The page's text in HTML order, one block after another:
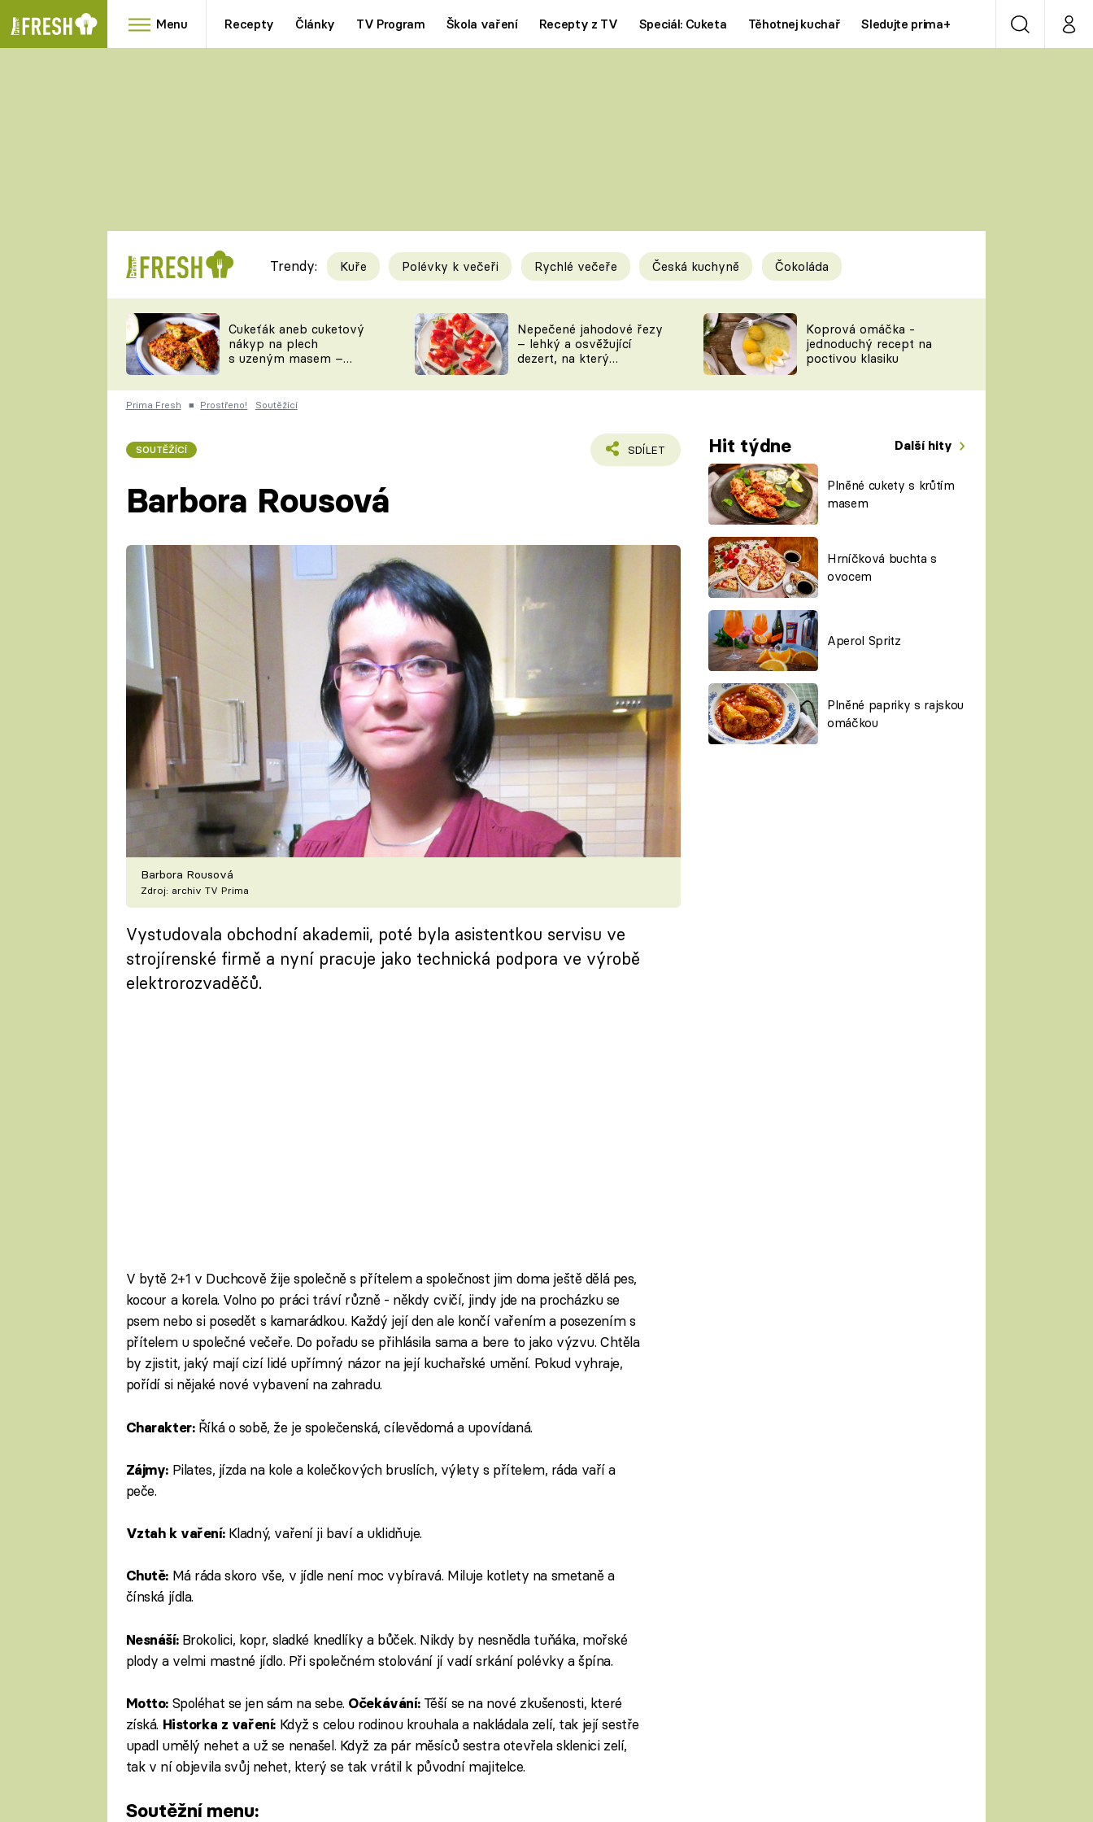
Menu Recepty Články TV Program Škola vaření Recepty z TV Speciál: Cuketa Těhotnej kuchař Sledujte prima+ VyhledáváníMůj
RYCHLOVKY
Videorecepty
TEĎ VAŘÍ ŠÉF!
ČESKO NA TALÍŘI
Tipy a triky
KAM ZA JÍDLEM
VYCHYTÁVKY
Novinky
ŠÉFREDAKTORKY
ČASOPIS
Prima LAJK
Sledujte nás
Trendy: Kuře Polévky k večeři Rychlé večeře Česká kuchyně Čokoláda
Cukeťák aneb cuketový
nákyp na plech
s uzeným masem –
zpracovat přerostlé
cukety
Nepečené jahodové řezy
– lehký a osvěžující
dezert, na který
Koprová omáčka -
jednoduchý recept na
poctivou klasiku
Prima Fresh ■ Prostřeno! Soutěžící
SOUTĚŽÍCÍ SDÍLET Hit týdne Další hity
Plněné cukety s krůtím
masem
Hrníčková buchta s
ovocem
Aperol Spritz
Plněné papriky s rajskou
omáčkou
Barbora Rousová
Barbora Rousová
Zdroj: archiv TV Prima
Vystudovala obchodní akademii, poté byla asistentkou servisu ve
strojírenské firmě a nyní pracuje jako technická podpora ve výrobě
elektrorozvaděčů.
V bytě 2+1 v Duchcově žije společně s přítelem a společnost jim doma ještě dělá pes,
kocour a korela. Volno po práci tráví různě - někdy cvičí, jindy jde na procházku se
psem nebo si posedět s kamarádkou. Každý její den ale končí vařením a posezením s
přítelem u společné večeře. Do pořadu se přihlásila sama a bere to jako výzvu. Chtěla
by zjistit, jaký mají cizí lidé upřímný názor na její kuchařské umění. Pokud vyhraje,
pořídí si nějaké nové vybavení na zahradu.
Charakter: Říká o sobě, že je společenská, cílevědomá a upovídaná.
Zájmy: Pilates, jízda na kole a kolečkových bruslích, výlety s přítelem, ráda vaří a
peče.
Vztah k vaření: Kladný, vaření ji baví a uklidňuje.
Chutě: Má ráda skoro vše, v jídle není moc vybíravá. Miluje kotlety na smetaně a
čínská jídla.
Nesnáší: Brokolici, kopr, sladké knedlíky a bůček. Nikdy by nesnědla tuňáka, mořské
plody a velmi mastné jídlo. Při společném stolování jí vadí srkání polévky a špína.
Motto: Spoléhat se jen sám na sebe. Očekávání: Těší se na nové zkušenosti, které
získá. Historka z vaření: Když s celou rodinou krouhala a nakládala zelí, tak její sestře
upadl umělý nehet a už se nenašel. Když za pár měsíců sestra otevřela sklenici zelí,
tak v ní objevila svůj nehet, který se tak vrátil k původní majitelce.
Soutěžní menu: